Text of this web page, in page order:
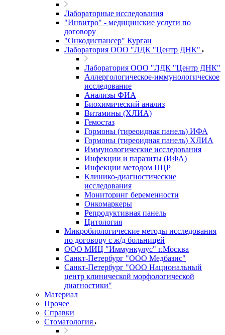
Лабораторные исследования
"Инвитро" - медицинские услуги по
договору
"Онкодиспансер" Курган
Лаборатория ООО "ЛДК "Центр ДНК"
Лаборатория ООО "ЛДК "Центр ДНК"
Аллергологическое-иммунологическое
исследование
Анализы ФИА
Биохимический анализ
Витамины (ХЛИА)
Гемостаз
Гормоны (тиреоидная панель) ИФА
Гормоны (тиреоидная панель) ХЛИА
Иммунологические исследования
Инфекции и паразиты (ИФА)
Инфекции методом ПЦР
Клинико-диагностические
исследования
Мониторинг беременности
Онкомаркеры
Репродуктивная панель
Цитология
Микробиологические методы исследования
по договору с ж/д больницей
ООО МИЦ "Иммункулус" г.Москва
Санкт-Петербург "ООО Медбазис"
Санкт-Петербург "ООО Национальный
центр клинической морфологической
диагностики"
Материал
Прочее
Справки
Стоматология